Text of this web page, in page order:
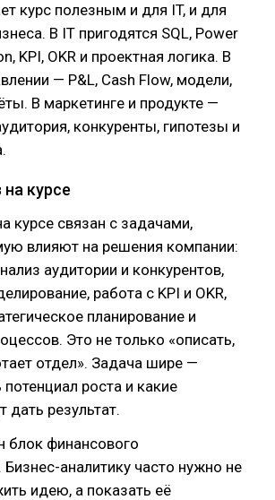
курс полезным и для IT, и для
В IT пригодятся SQL, Power
KPI, OKR и проектная логика. В
— P&L, Cash Flow, модели,
В маркетинге и продукте —
конкуренты, гипотезы и
курсе
курсе связан с задачами,
влияют на решения компании:
аудитории и конкурентов,
работа с KPI и OKR,
планирование и
Это не только «описать,
отдел». Задача шире —
потенциал роста и какие
дать результат.
блок финансового
аналитику часто нужно не
идею, а показать её